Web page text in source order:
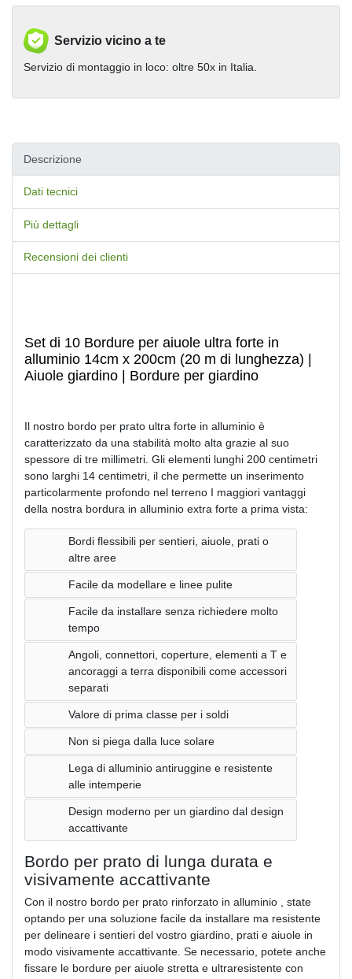
Servizio vicino a te
Servizio di montaggio in loco: oltre 50x in Italia.
Descrizione
Dati tecnici
Più dettagli
Recensioni dei clienti
Set di 10 Bordure per aiuole ultra forte in
alluminio 14cm x 200cm (20 m di lunghezza) |
Aiuole giardino | Bordure per giardino
Il nostro bordo per prato ultra forte in alluminio è
caratterizzato da una stabilità molto alta grazie al suo
spessore di tre millimetri. Gli elementi lunghi 200 centimetri
sono larghi 14 centimetri, il che permette un inserimento
particolarmente profondo nel terreno I maggiori vantaggi
della nostra bordura in alluminio extra forte a prima vista:
Bordi flessibili per sentieri, aiuole, prati o
altre aree
Facile da modellare e linee pulite
Facile da installare senza richiedere molto
tempo
Angoli, connettori, coperture, elementi a T e
ancoraggi a terra disponibili come accessori
separati
Valore di prima classe per i soldi
Non si piega dalla luce solare
Lega di alluminio antiruggine e resistente
alle intemperie
Design moderno per un giardino dal design
accattivante
Bordo per prato di lunga durata e
visivamente accattivante
Con il nostro bordo per prato rinforzato in alluminio , state
optando per una soluzione facile da installare ma resistente
per delineare i sentieri del vostro giardino, prati e aiuole in
modo visivamente accattivante. Se necessario, potete anche
fissare le bordure per aiuole stretta e ultraresistente con